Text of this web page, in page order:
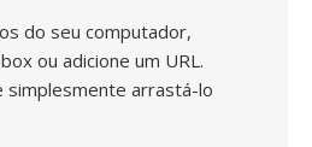
do seu computador,
ou adicione um URL.
simplesmente arrastá-lo